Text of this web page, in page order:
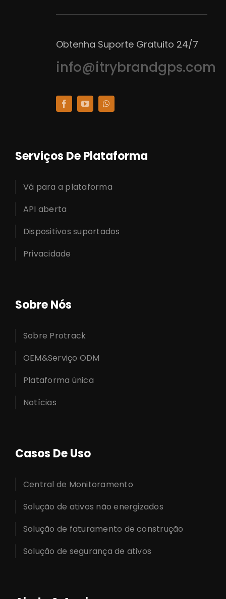
Obtenha Suporte Gratuito 24/7
info@itrybrandgps.com
Serviços De Plataforma
Vá para a plataforma
API aberta
Dispositivos suportados
Privacidade
Sobre Nós
Sobre Protrack
OEM&Serviço ODM
Plataforma única
Notícias
Casos De Uso
Central de Monitoramento
Solução de ativos não energizados
Solução de faturamento de construção
Solução de segurança de ativos